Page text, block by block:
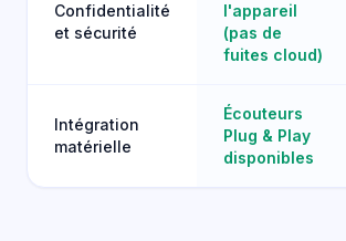
Confidentialité
et sécurité
l'appareil
(pas de
fuites cloud)
Intégration
matérielle
Écouteurs
Plug & Play
disponibles